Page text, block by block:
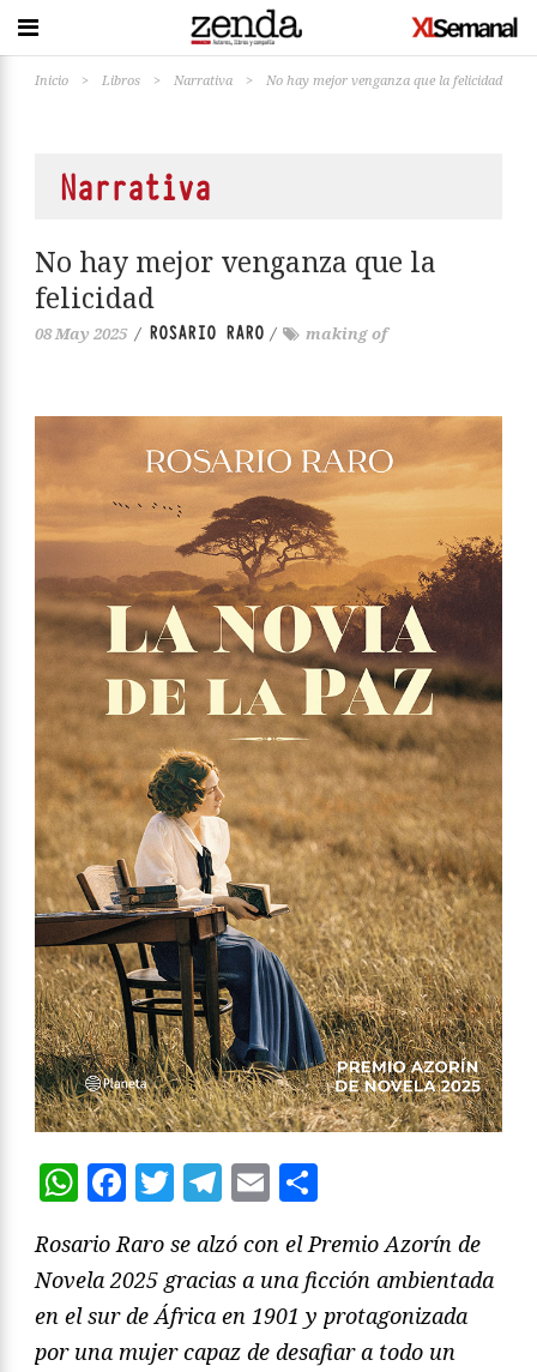
Inicio > Libros > Narrativa > No hay mejor venganza que la felicidad
Narrativa
No hay mejor venganza que la
felicidad
08 May 2025 / ROSARIO RARO / making of
WhatsApp
Facebook
Twitter
Telegram
Email
Rosario Raro se alzó con el Premio Azorín de
Novela 2025 gracias a una ficción ambientada
en el sur de África en 1901 y protagonizada
por una mujer capaz de desafiar a todo un